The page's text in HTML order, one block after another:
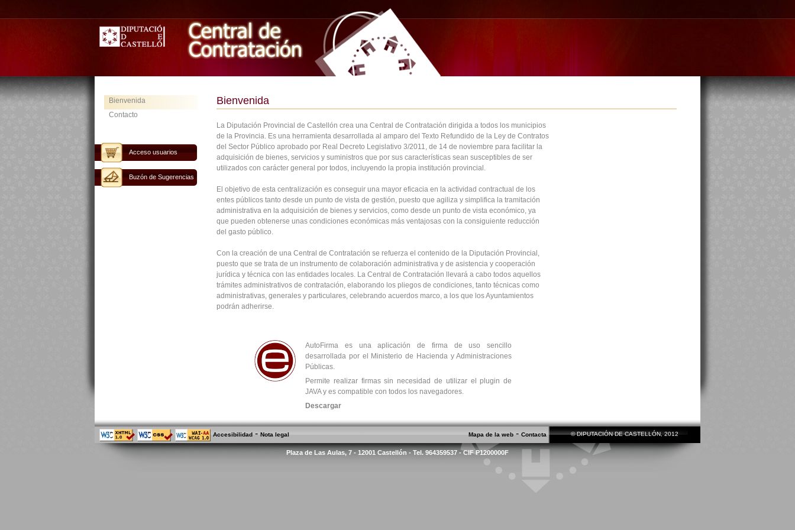
Bienvenida
Contacto
Acceso usuarios
Buzón de Sugerencias
Bienvenida
La Diputación Provincial de Castellón crea una Central de Contratación dirigida a todos los municipios
de la Provincia. Es una herramienta desarrollada al amparo del Texto Refundido de la Ley de Contratos
del Sector Público aprobado por Real Decreto Legislativo 3/2011, de 14 de noviembre para facilitar la
adquisición de bienes, servicios y suministros que por sus características sean susceptibles de ser
utilizados con carácter general por todos, incluyendo la propia institución provincial.
El objetivo de esta centralización es conseguir una mayor eficacia en la actividad contractual de los
entes públicos tanto desde un punto de vista de gestión, puesto que agiliza y simplifica la tramitación
administrativa en la adquisición de bienes y servicios, como desde un punto de vista económico, ya
que pueden obtenerse unas condiciones económicas más ventajosas con la consiguiente reducción
del gasto público.
Con la creación de una Central de Contratación se refuerza el contenido de la Diputación Provincial,
puesto que se trata de un instrumento de colaboración administrativa y de asistencia y cooperación
jurídica y técnica con las entidades locales. La Central de Contratación llevará a cabo todos aquellos
trámites administrativos de contratación, elaborando los pliegos de condiciones, tanto técnicas como
administrativas, generales y particulares, celebrando acuerdos marco, a los que los Ayuntamientos
podrán adherirse.
AutoFirma es una aplicación de firma de uso sencillo
desarrollada por el Ministerio de Hacienda y Administraciones
Públicas.
Permite realizar firmas sin necesidad de utilizar el plugin de
JAVA y es compatible con todos los navegadores.
Descargar
Accesibilidad - Nota legal Mapa de la web - Contacta © DIPUTACIÓN DE CASTELLÓN, 2012
Plaza de Las Aulas, 7 - 12001 Castellón - Tel. 964359537 - CIF P1200000F